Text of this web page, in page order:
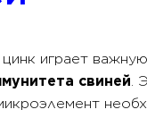
цинк играет
свиней.